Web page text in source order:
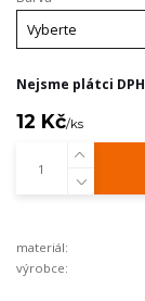
Nejsme plátci DPH
12 Kč/ks
materiál:
výrobce: